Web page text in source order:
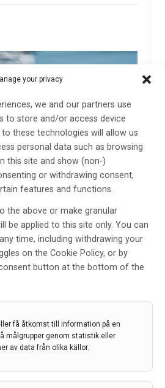
your privacy
we and our partners use
to store and/or access device
these technologies will allow us
personal data such as browsing
this site and show (non-)
or withdrawing consent,
features and functions.
the above or make granular
be applied to this site only. You can
time, including withdrawing your
on the Cookie Policy, or by
button at the bottom of the
få åtkomst till information på en
målgrupper genom statistik eller
av data från olika källor.
för fler att träna”
för hälsan är många
görs för att få fler att
med funktionsnedsättningar